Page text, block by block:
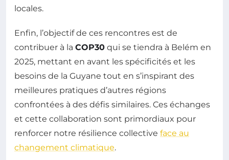
locales.
Enfin, l’objectif de ces rencontres est de
contribuer à la COP30 qui se tiendra à Belém en
2025, mettant en avant les spécificités et les
besoins de la Guyane tout en s’inspirant des
meilleures pratiques d’autres régions
confrontées à des défis similaires. Ces échanges
et cette collaboration sont primordiaux pour
renforcer notre résilience collective face au
changement climatique.